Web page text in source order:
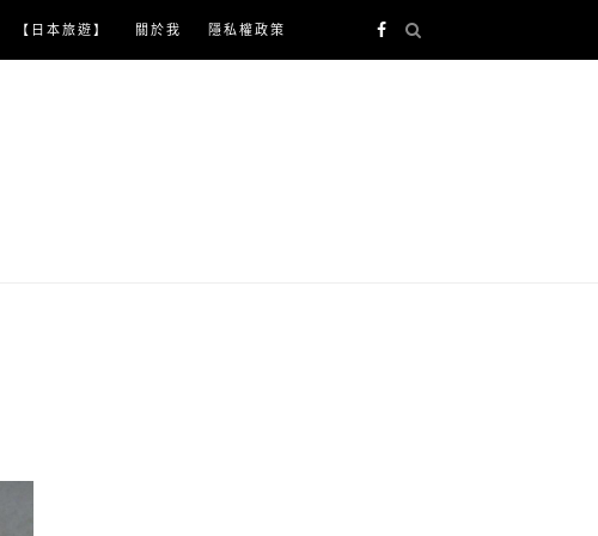
【日本旅遊】 關於我 隱私權政策